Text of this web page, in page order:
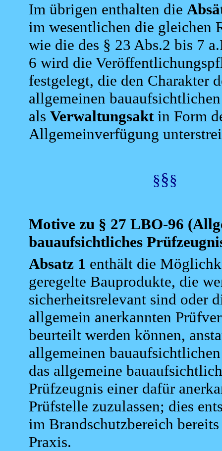
Im übrigen enthalten die
im wesentlichen die gleichen
wie die des § 23 Abs.2 bis 7
6 wird die
festgelegt, die den Charakter
allgemeinen
als Verwaltungsaktin Form
Allgemeinverfügung
§§§
Motive zu § 27 LBO-96
bauaufsichtliches
Absatz 1 enthält die
geregelte Bauprodukte, die
sicherheitsrelevant sind oder
allgemein anerkannten
beurteilt werden können,
allgemeinen
das allgemeine
Prüfzeugnis einer dafür
Prüfstelle zuzulassen; dies
im Brandschutzbereich
Praxis.